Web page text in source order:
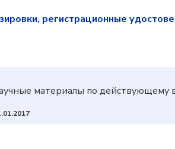
регистрационные
материалы по действующему